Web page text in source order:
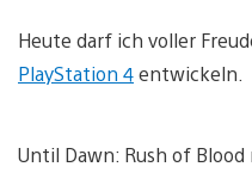
Heute darf ich voller
PlayStation 4entwickeln.
Until Dawn: Rush of